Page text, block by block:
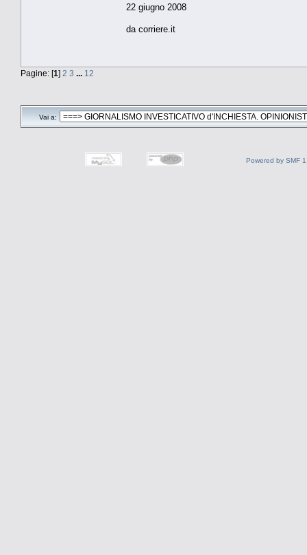
22 giugno 2008
da corriere.it
Pagine: [1] 2 3 ... 12
Vai a:
Powered by SMF